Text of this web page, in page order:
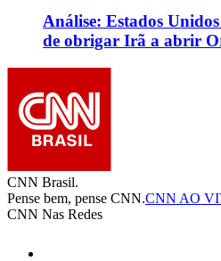
Análise: Estados
de obrigar Irã a abrir
CNN Brasil.
Pense bem, pense CNN.CNN AO
CNN Nas Redes